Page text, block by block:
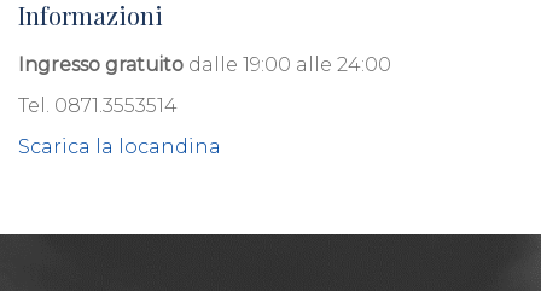
Informazioni
Ingresso gratuito dalle 19:00 alle 24:00
Tel. 0871.3553514
Scarica la locandina